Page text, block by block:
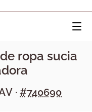
ropa sucia
· #740690